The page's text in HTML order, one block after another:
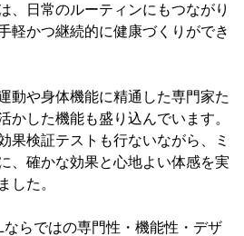
、日常のルーティンにもつながり
軽かつ継続的に健康づくりができ
動や身体機能に精通した専門家た
かした機能も盛り込んでいます。
果検証テストも行ないながら、ミ
、確かな効果と心地よい体感を実
した。
らではの専門性・機能性・デザ